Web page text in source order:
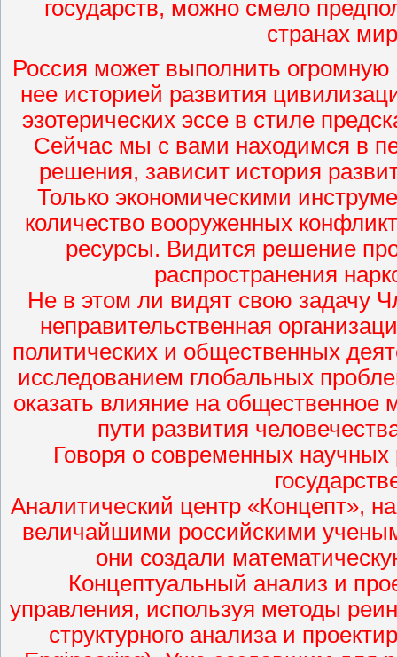
государств, можно смело
странах
Россия может выполнить
нее историей развития
эзотерических эссе в стиле
Сейчас мы с вами находимся в
решения, зависит история
Только экономическими
количество вооруженных
ресурсы. Видится решение
распространения
Не в этом ли видят свою задачу
неправительственная
политических и общественных
исследованием глобальных
оказать влияние на общественное
пути развития
Говоря о современных научных
Аналитический центр «Концепт»,
величайшими российскими
они создали
Концептуальный анализ и
управления, используя методы
структурного анализа и